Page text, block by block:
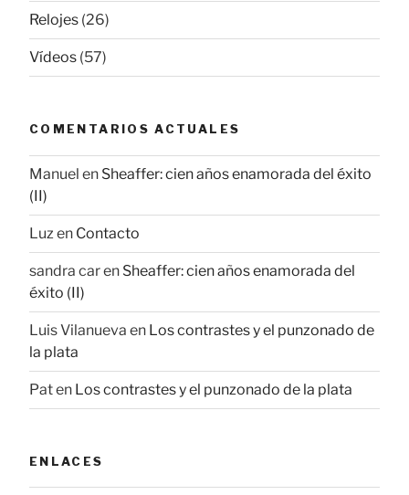
Relojes (26)
Vídeos (57)
COMENTARIOS ACTUALES
Manuel en Sheaffer: cien años enamorada del éxito
(II)
Luz en Contacto
sandra caren Sheaffer: cien años enamorada del
éxito (II)
Luis Vilanueva en Los contrastes y el punzonado de
la plata
Paten Los contrastes y el punzonado de la plata
ENLACES